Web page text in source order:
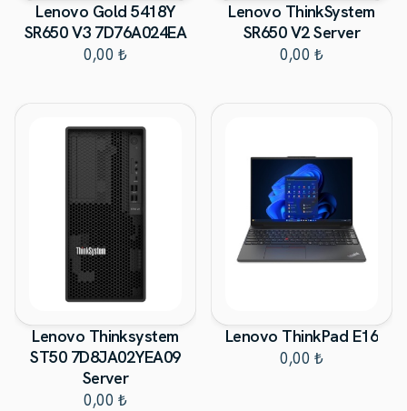
Lenovo Gold 5418Y
SR650 V3 7D76A024EA
0,00 ₺
Lenovo ThinkSystem
SR650 V2 Server
0,00 ₺
Lenovo Thinksystem
ST50 7D8JA02YEA09
Server
0,00 ₺
Lenovo ThinkPad E16
0,00 ₺